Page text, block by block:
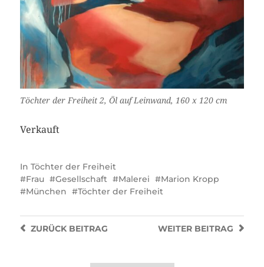
Töchter der Freiheit 2, Öl auf Leinwand, 160 x 120 cm
Verkauft
In Töchter der Freiheit
Frau
Gesellschaft Malerei
Marion Kropp
München
Töchter der Freiheit
WEITER BEITRAG
ZURÜCKBEITRAG